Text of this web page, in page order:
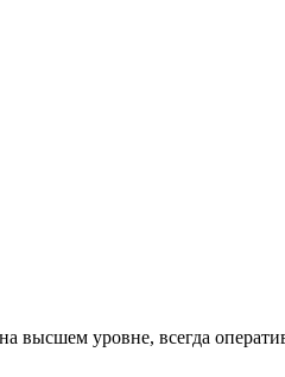
уровне, всегда